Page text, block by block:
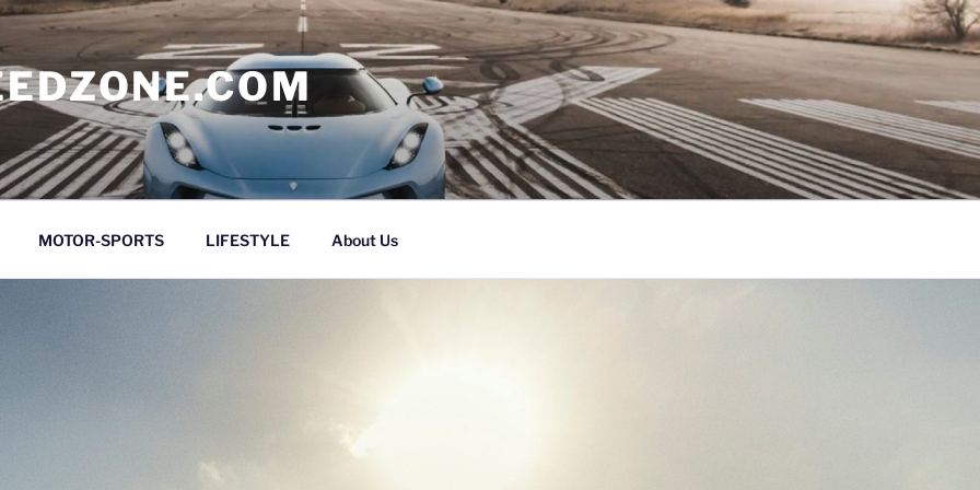
MOTOR-SPORTS LIFESTYLE About Us